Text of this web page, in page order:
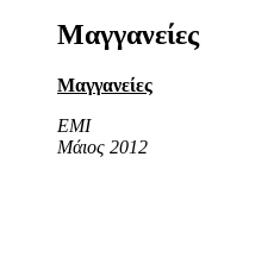
Μαγγανείες
Μαγγανείες
EMI
Μάιος 2012